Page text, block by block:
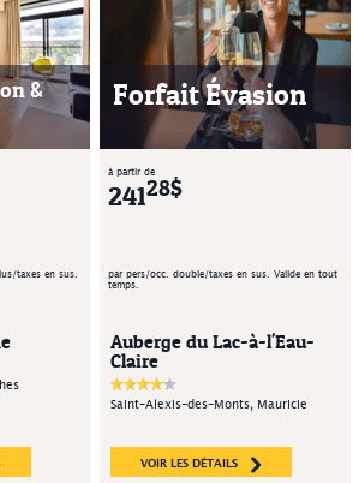
&
taxes en sus.
Forfait Évasion
à partir de
24128$
par pers/occ. double/taxes en sus. Valide en tout
temps.
Auberge du Lac-à-l'Eau-
Claire
Saint-Alexis-des-Monts, Mauricie
VOIR LES DÉTAILS